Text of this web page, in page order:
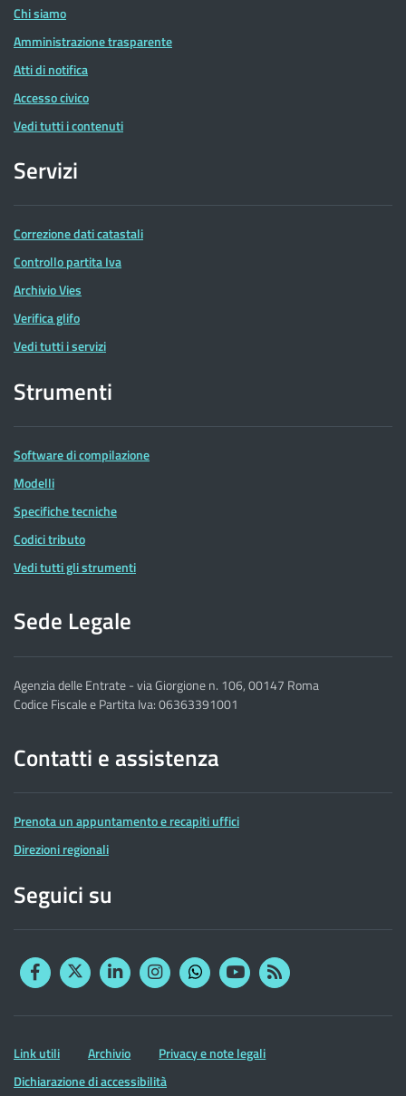
Chi siamo
Amministrazione trasparente
Atti di notifica
Accesso civico
Vedi tutti i contenuti
Servizi
Correzione dati catastali
Controllo partita Iva
Archivio Vies
Verifica glifo
Vedi tutti i servizi
Strumenti
Software di compilazione
Modelli
Specifiche tecniche
Codici tributo
Vedi tutti gli strumenti
Sede Legale
Agenzia delle Entrate - via Giorgione n. 106, 00147 Roma
Codice Fiscale e Partita Iva: 06363391001
Contatti e assistenza
Prenota un appuntamento e recapiti uffici
Direzioni regionali
Seguici su
FacebookTwitterLinkedinInstagram
YouTubeRSS
Altre
informazioni
Link utili Archivio
Privacy e note legali
Dichiarazione di accessibilità